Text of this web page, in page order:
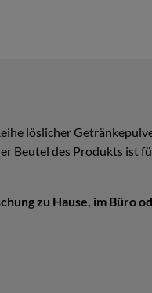
löslicher
Beutel des Produkts ist
zu Hause, im Büro